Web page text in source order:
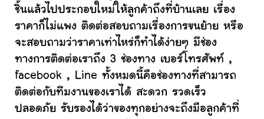
ชิ้นแล้วไปประกอบใหม่ให้ลูกค้าถึงที่บ้านเลย เรื่อง
ราคาก็ไม่แพง ติดต่อสอบถามเรื่องการขนย้าย หรือ
จะสอบถามว่าราคาเท่าไหร่ก็ทำได้ง่ายๆ มีช่อง
ทางการติดต่อเราถึง 3 ช่องทาง เบอร์โทรศัพท์ ,
facebook , Line ทั้งหมดนี้คือช่องทางที่สามารถ
ติดต่อกับทีมงานของเราได้ สะดวก รวดเร็ว
ปลอดภัย รับรองได้ว่าของทุกอย่างจะถึงมือลูกค้าที่